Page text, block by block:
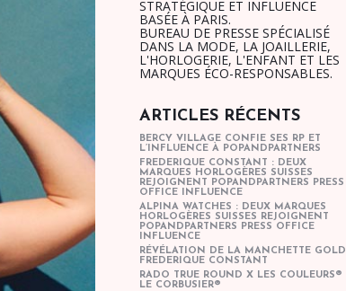
STRATÉGIQUE ET INFLUENCE
BASÉE À PARIS.
BUREAU DE PRESSE SPÉCIALISÉ
DANS LA MODE, LA JOAILLERIE,
L'HORLOGERIE, L'ENFANT ET LES
MARQUES ÉCO-RESPONSABLES.
ARTICLES RÉCENTS
BERCY VILLAGE CONFIE SES RP ET
L’INFLUENCE À POPANDPARTNERS
FREDERIQUE CONSTANT : DEUX
MARQUES HORLOGÈRES SUISSES
REJOIGNENT POPANDPARTNERS PRESS
OFFICE INFLUENCE
ALPINA WATCHES : DEUX MARQUES
HORLOGÈRES SUISSES REJOIGNENT
POPANDPARTNERS PRESS OFFICE
INFLUENCE
RÉVÉLATION DE LA MANCHETTE GOLD
FREDERIQUE CONSTANT
RADO TRUE ROUND X LES COULEURS®
LE CORBUSIER®